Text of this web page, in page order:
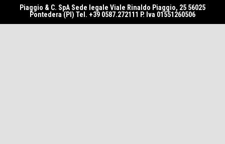
Piaggio & C. SpA Sede legale Viale Rinaldo Piaggio, 25 56025
Pontedera (PI) Tel. +39 0587.272111 P. Iva 01551260506